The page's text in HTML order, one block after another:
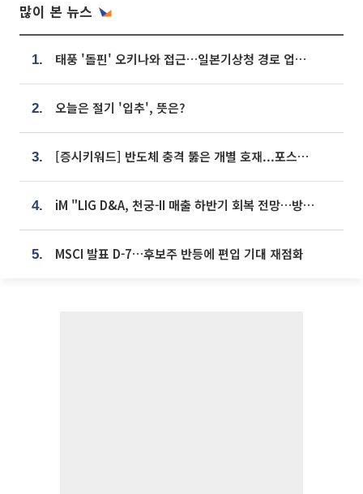
많이 본 뉴스
1. 태풍 '돌핀' 오키나와 접근…일본기상청 경로 업데이트
2. 오늘은 절기 '입추', 뜻은?
3. [증시키워드] 반도체 충격 뚫은 개별 호재...포스코퓨처엠·에코프로·한화솔루션 '눈길'
4. iM "LIG D&A, 천궁-II 매출 하반기 회복 전망…방산 톱픽 유지"
5. MSCI 발표 D-7…후보주 반등에 편입 기대 재점화